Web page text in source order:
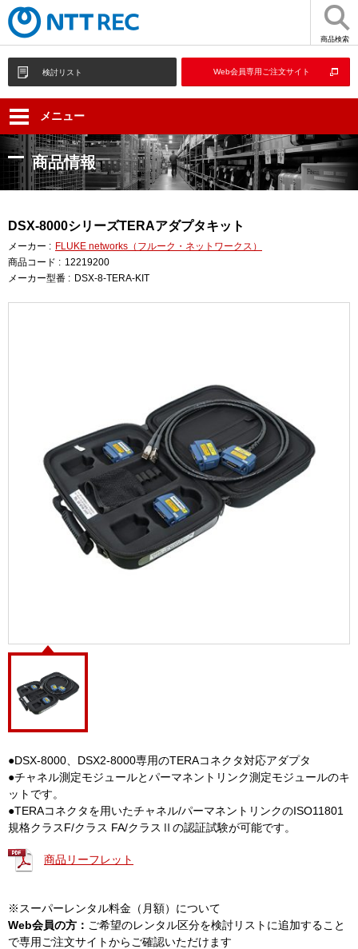
商品検索
検討リスト Web会員専用ご注文サイト
メニュー
商品情報
DSX-8000シリーズTERAアダプタキット
メーカー : FLUKE networks（フルーク・ネットワークス）
商品コード : 12219200
メーカー型番 : DSX-8-TERA-KIT
●DSX-8000、DSX2-8000専用のTERAコネクタ対応アダプタ
●チャネル測定モジュールとパーマネントリンク測定モジュールのキ
ットです。
●TERAコネクタを用いたチャネル/パーマネントリンクのISO11801
規格クラスF/クラス FA/クラスⅡの認証試験が可能です。
商品リーフレット
※スーパーレンタル料金（月額）について
Web会員の方： ご希望のレンタル区分を検討リストに追加すること
で専用ご注文サイトからご確認いただけます